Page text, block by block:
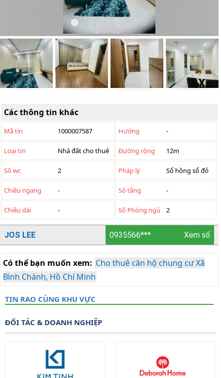
Các thông tin khác
Mã tin 1000007587 Hướng -
Loại tin Nhà đất cho thuê Đường rộng 12m
Số wc 2 Pháp lý Sổ hồng sổ đỏ
Chiều ngang - Số tầng -
Chiều dài - Số Phòng ngủ 2
JOS LEE 0935566*** Xem số
Có thể bạn muốn xem: Cho thuê căn hộ chung cư Xã
Bình Chánh, Hồ Chí Minh
TIN RAO CÙNG KHU VỰC
ĐỐI TÁC & DOANH NGHIỆP